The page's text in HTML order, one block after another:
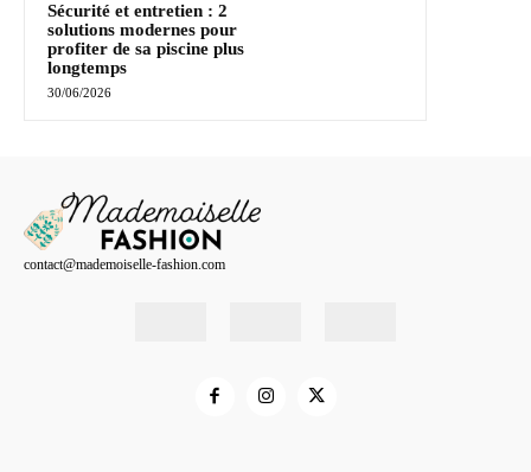
Sécurité et entretien : 2
solutions modernes pour
profiter de sa piscine plus
longtemps
30/06/2026
contact@mademoiselle-fashion.com